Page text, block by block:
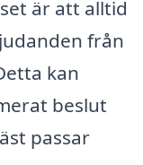
är att alltid
från
kan
beslut
passar